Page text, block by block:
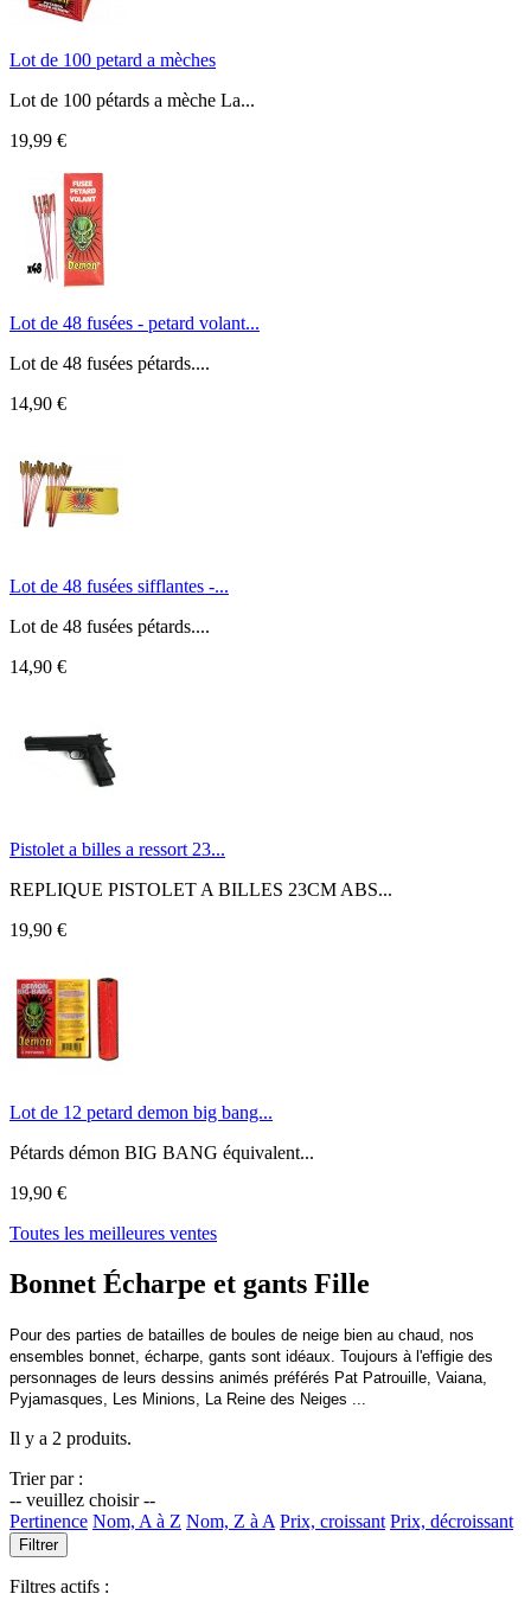
Lot de 100 petard a mèches
Lot de 100 pétards a mèche La...
19,99 €
Lot de 48 fusées - petard volant...
Lot de 48 fusées pétards....
14,90 €
Lot de 48 fusées sifflantes -...
Lot de 48 fusées pétards....
14,90 €
Pistolet a billes a ressort 23...
REPLIQUE PISTOLET A BILLES 23CM ABS...
19,90 €
Lot de 12 petard demon big bang...
Pétards démon BIG BANG équivalent...
19,90 €
Toutes les meilleures ventes
Bonnet Écharpe et gants Fille
Pour des parties de batailles de boules de neige bien au chaud, nos
ensembles bonnet, écharpe, gants sont idéaux. Toujours à l'effigie des
personnages de leurs dessins animés préférés Pat Patrouille, Vaiana,
Pyjamasques, Les Minions, La Reine des Neiges ...
Il y a 2 produits.
Trier par :
-- veuillez choisir --
Pertinence Nom, A à Z Nom, Z à A Prix, croissant Prix, décroissant
Filtrer
Filtres actifs :